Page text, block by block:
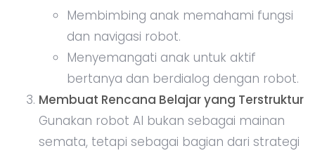
Membimbing anak memahami fungsi
dan navigasi robot.
Menyemangati anak untuk aktif
bertanya dan berdialog dengan robot.
Membuat Rencana Belajar yang Terstruktur
Gunakan robot AI bukan sebagai mainan
semata, tetapi sebagai bagian dari strategi